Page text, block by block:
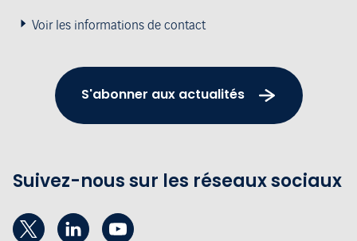
Voir les informations de contact
S'abonner aux actualités
Suivez-nous sur les réseaux sociaux